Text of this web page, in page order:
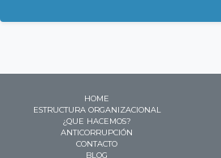
HOME
ESTRUCTURA ORGANIZACIONAL
¿QUE HACEMOS?
ANTICORRUPCIÓN
CONTACTO
BLOG